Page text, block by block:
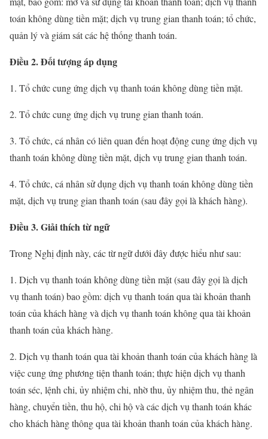
toán không dùng tiền mặt; dịch vụ trung gian thanh toán; tổ chức,
quản lý và giám sát các hệ thống thanh toán.
Điều 2. Đối tượng áp dụng
1. Tổ chức cung ứng dịch vụ thanh toán không dùng tiền mặt.
2. Tổ chức cung ứng dịch vụ trung gian thanh toán.
3. Tổ chức, cá nhân có liên quan đến hoạt động cung ứng dịch vụ
thanh toán không dùng tiền mặt, dịch vụ trung gian thanh toán.
4. Tổ chức, cá nhân sử dụng dịch vụ thanh toán không dùng tiền
mặt, dịch vụ trung gian thanh toán (sau đây gọi là khách hàng).
Điều 3. Giải thích từ ngữ
Trong Nghị định này, các từ ngữ dưới đây được hiểu như sau:
1. Dịch vụ thanh toán không dùng tiền mặt (sau đây gọi là dịch
vụ thanh toán) bao gồm: dịch vụ thanh toán qua tài khoản thanh
toán của khách hàng và dịch vụ thanh toán không qua tài khoản
thanh toán của khách hàng.
2. Dịch vụ thanh toán qua tài khoản thanh toán của khách hàng là
việc cung ứng phương tiện thanh toán; thực hiện dịch vụ thanh
toán séc, lệnh chi, ủy nhiệm chi, nhờ thu, ủy nhiệm thu, thẻ ngân
hàng, chuyển tiền, thu hộ, chi hộ và các dịch vụ thanh toán khác
cho khách hàng thông qua tài khoản thanh toán của khách hàng.